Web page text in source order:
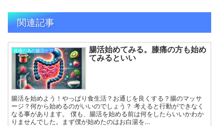
関連記事
膝痛の為の腸活ケア
腸活始めてみる。膝痛の方も始め
てみるといい
腸活を始めよう！やっぱり食生活？お通じを良くする？腸のマッサ
ージ？何から始めるのがいいのでしょう？ 考えると行動ができなく
なる事があります。 僕も、腸活を始める前は何をしたらいいかわか
りませんでした。まず僕が始めたのはお白湯を…